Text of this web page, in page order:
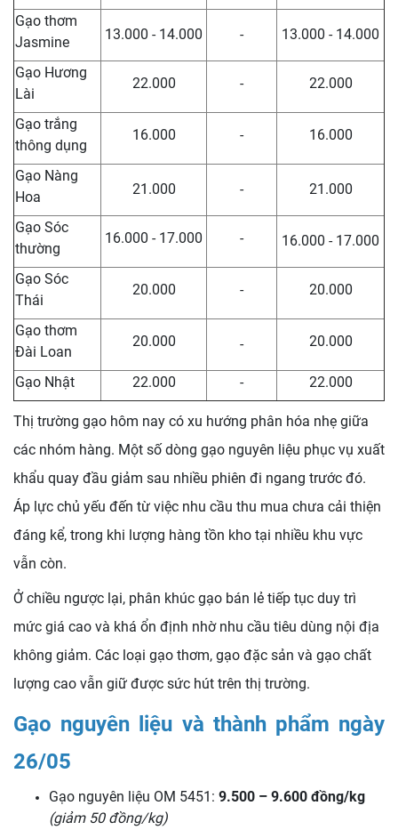
Gạo thơm
Jasmine
13.000 - 14.000 - 13.000 - 14.000
Gạo Hương
Lài
22.000 - 22.000
Gạo trắng
thông dụng
16.000 - 16.000
Gạo Nàng
Hoa
21.000 - 21.000
Gạo Sóc
thường
16.000 - 17.000 - 16.000 - 17.000
Gạo Sóc
Thái
20.000 - 20.000
Gạo thơm
Đài Loan
20.000 - 20.000
Gạo Nhật 22.000 - 22.000
Thị trường gạo hôm nay có xu hướng phân hóa nhẹ giữa
các nhóm hàng. Một số dòng gạo nguyên liệu phục vụ xuất
khẩu quay đầu giảm sau nhiều phiên đi ngang trước đó.
Áp lực chủ yếu đến từ việc nhu cầu thu mua chưa cải thiện
đáng kể, trong khi lượng hàng tồn kho tại nhiều khu vực
vẫn còn.
Ở chiều ngược lại, phân khúc gạo bán lẻ tiếp tục duy trì
mức giá cao và khá ổn định nhờ nhu cầu tiêu dùng nội địa
không giảm. Các loại gạo thơm, gạo đặc sản và gạo chất
lượng cao vẫn giữ được sức hút trên thị trường.
Gạo nguyên liệu và thành phẩm ngày
26/05
Gạo nguyên liệu OM 5451: 9.500 – 9.600 đồng/kg
(giảm 50 đồng/kg)